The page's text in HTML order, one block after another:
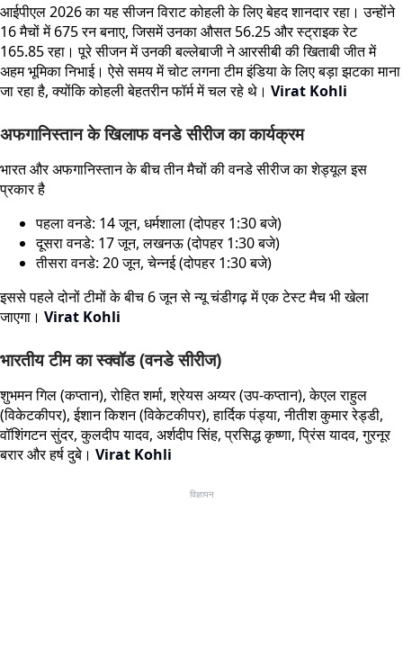
आईपीएल 2026 का यह सीजन विराट कोहली के लिए बेहद शानदार रहा। उन्होंने
16 मैचों में 675 रन बनाए, जिसमें उनका औसत 56.25 और स्ट्राइक रेट
165.85 रहा। पूरे सीजन में उनकी बल्लेबाजी ने आरसीबी की खिताबी जीत में
अहम भूमिका निभाई। ऐसे समय में चोट लगना टीम इंडिया के लिए बड़ा झटका माना
जा रहा है, क्योंकि कोहली बेहतरीन फॉर्म में चल रहे थे। Virat Kohli
अफगानिस्तान के खिलाफ वनडे सीरीज का कार्यक्रम
भारत और अफगानिस्तान के बीच तीन मैचों की वनडे सीरीज का शेड्यूल इस
प्रकार है
पहला वनडे: 14 जून, धर्मशाला (दोपहर 1:30 बजे)
दूसरा वनडे: 17 जून, लखनऊ (दोपहर 1:30 बजे)
तीसरा वनडे: 20 जून, चेन्नई (दोपहर 1:30 बजे)
इससे पहले दोनों टीमों के बीच 6 जून से न्यू चंडीगढ़ में एक टेस्ट मैच भी खेला
जाएगा। Virat Kohli
भारतीय टीम का स्क्वॉड (वनडे सीरीज)
शुभमन गिल (कप्तान), रोहित शर्मा, श्रेयस अय्यर (उप-कप्तान), केएल राहुल
(विकेटकीपर), ईशान किशन (विकेटकीपर), हार्दिक पंड्या, नीतीश कुमार रेड्डी,
वॉशिंगटन सुंदर, कुलदीप यादव, अर्शदीप सिंह, प्रसिद्ध कृष्णा, प्रिंस यादव, गुरनूर
बरार और हर्ष दुबे। Virat Kohli
विज्ञापन